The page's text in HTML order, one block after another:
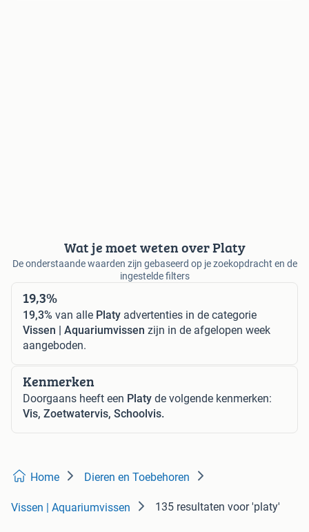
Wat je moet weten over Platy
De onderstaande waarden zijn gebaseerd op je zoekopdracht en de
ingestelde filters
19,3%
19,3% van alle Platy advertenties in de categorie
Vissen | Aquariumvissen zijn in de afgelopen week
aangeboden.
Kenmerken
Doorgaans heeft een Platy de volgende kenmerken:
Vis, Zoetwatervis, Schoolvis.
Home Dieren en Toebehoren
Vissen | Aquariumvissen 135 resultaten voor 'platy'